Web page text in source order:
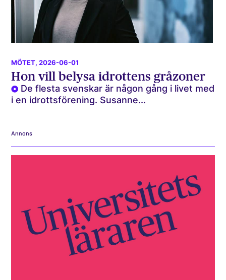
MÖTET, 2026-06-01
Hon vill belysa idrottens gråzoner
De flesta svenskar är någon gång i livet med
i en idrottsförening. Susanne...
Annons